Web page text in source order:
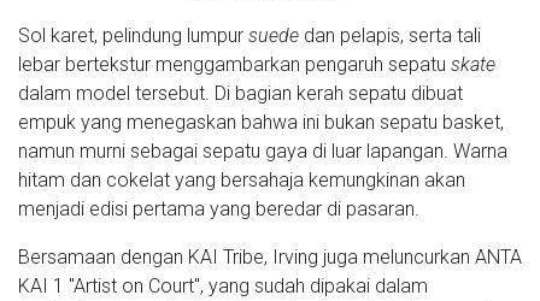
Sol karet, pelindung lumpur suede dan pelapis, serta tali
lebar bertekstur menggambarkan pengaruh sepatu skate
dalam model tersebut. Di bagian kerah sepatu dibuat
empuk yang menegaskan bahwa ini bukan sepatu basket,
namun murni sebagai sepatu gaya di luar lapangan. Warna
hitam dan cokelat yang bersahaja kemungkinan akan
menjadi edisi pertama yang beredar di pasaran.
Bersamaan dengan KAI Tribe, Irving juga meluncurkan ANTA
KAI 1 "Artist on Court", yang sudah dipakai dalam